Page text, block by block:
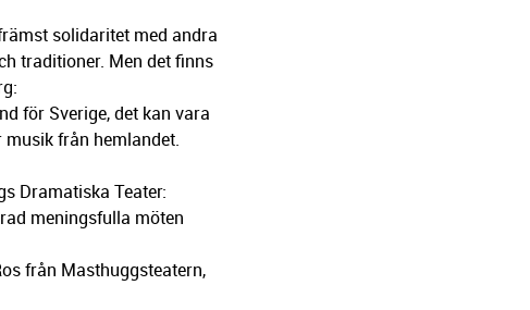
solidaritet med andra
traditioner. Men det finns
för Sverige, det kan vara
musik från hemlandet.
Dramatiska Teater:
meningsfulla möten
från Masthuggsteatern,